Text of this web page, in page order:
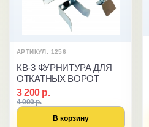
АРТИКУЛ: 1256
КВ-3 ФУРНИТУРА ДЛЯ
ОТКАТНЫХ ВОРОТ
3 200 р.
4 000 р.
В корзину